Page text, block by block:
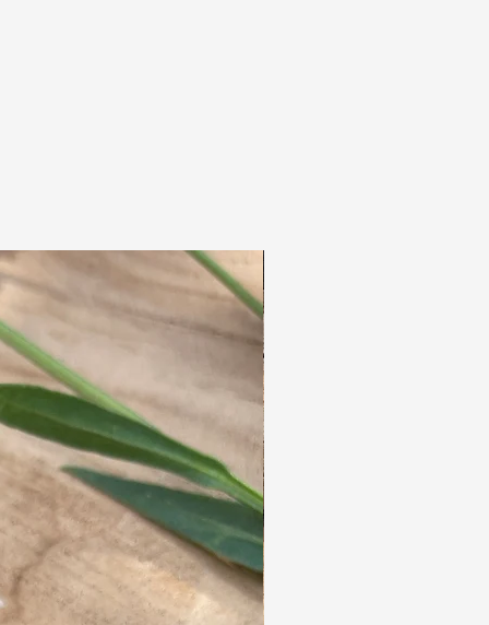
Verzierungen in 5 Farben an.
Haben Sie eine bestimmte Perle auf unserer
Website gesehen? Senden Sie uns eine E-Mail
und wir personalisieren Ihr Clip-in-Dreadlock!
Wir haben keine Warteliste für Clip-in-
Dreadlocks.
Diese können daher sofort versendet
werden.